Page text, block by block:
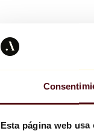
Esta página web usa